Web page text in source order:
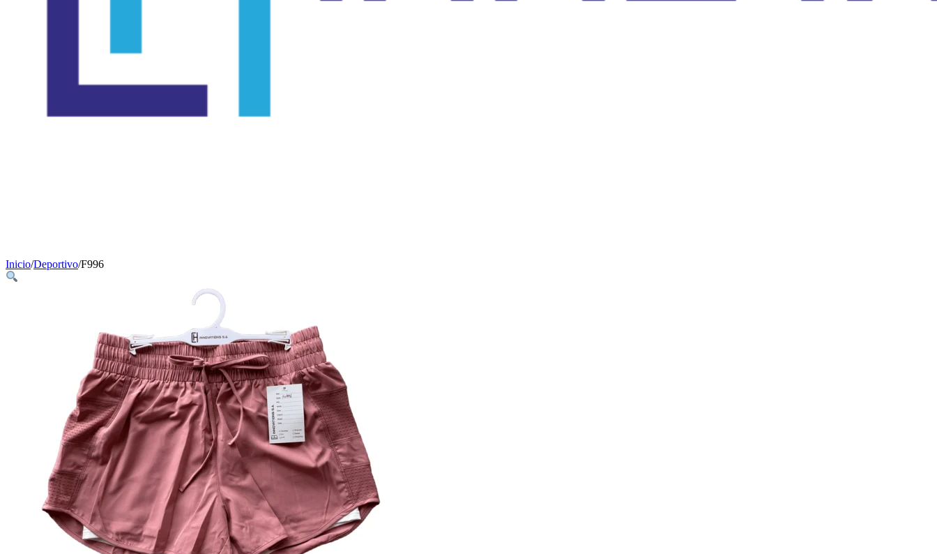
Inicio/Deportivo/F996